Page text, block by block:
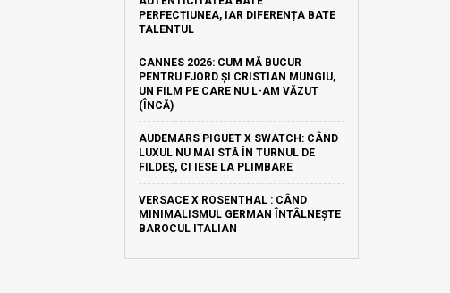
PERFECȚIUNEA, IAR DIFERENȚA BATE
TALENTUL
CANNES 2026: CUM MĂ BUCUR
PENTRU FJORD ȘI CRISTIAN MUNGIU,
UN FILM PE CARE NU L-AM VĂZUT
(ÎNCĂ)
AUDEMARS PIGUET X SWATCH: CÂND
LUXUL NU MAI STĂ ÎN TURNUL DE
FILDEȘ, CI IESE LA PLIMBARE
VERSACE X ROSENTHAL : CÂND
MINIMALISMUL GERMAN ÎNTÂLNEȘTE
BAROCUL ITALIAN